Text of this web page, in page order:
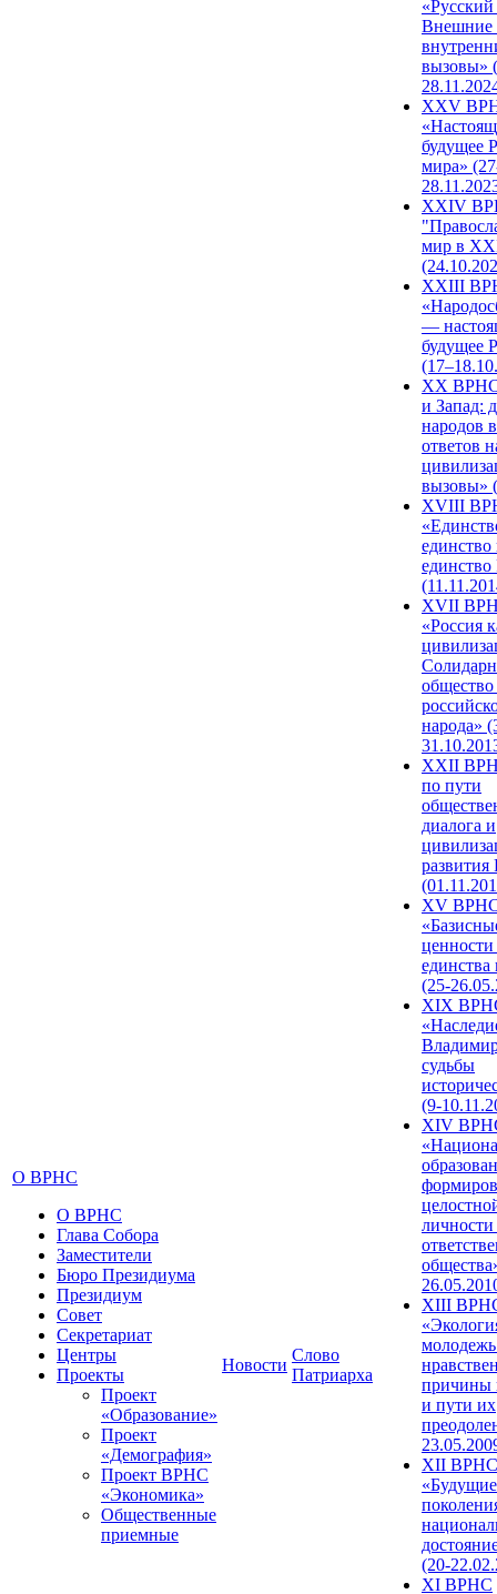
О ВРНС
О ВРНС
Глава Собора
Заместители
Бюро Президиума
Президиум
Совет
Секретариат
Центры
Проекты
Проект
«Образование»
Проект
«Демография»
Проект ВРНС
«Экономика»
Общественные
приемные
Новости
Слово
Патриарха
Внешние
вызовы»
XXV
будущее
мира»
XXIV
мир в
XXIII
—
будущее
XX ВРНС
и Запад:
народов
ответов
вызовы»
XVIII
единство
единство
XVII
«Россия
народа»
XXII
по пути
диалога и
развития
XV
единства
(25-
XIX
судьбы
(9-
XIV
XIII
причины
и пути их
XII ВРНС
«Будущие
(20-
XI ВРНС